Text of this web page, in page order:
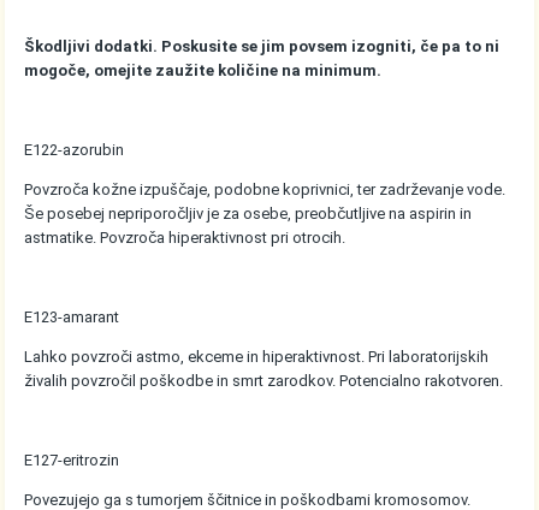
Škodljivi dodatki. Poskusite se jim povsem izogniti, če pa to ni
mogoče, omejite zaužite količine na minimum.
E122-azorubin
Povzroča kožne izpuščaje, podobne koprivnici, ter zadrževanje vode.
Še posebej nepriporočljiv je za osebe, preobčutljive na aspirin in
astmatike. Povzroča hiperaktivnost pri otrocih.
E123-amarant
Lahko povzroči astmo, ekceme in hiperaktivnost. Pri laboratorijskih
živalih povzročil poškodbe in smrt zarodkov. Potencialno rakotvoren.
E127-eritrozin
Povezujejo ga s tumorjem ščitnice in poškodbami kromosomov.